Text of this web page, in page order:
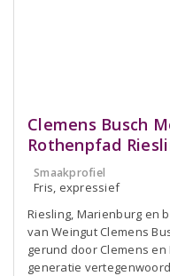
Clemens Busch
Rothenpfad
Smaakprofiel
Fris, expressief
Riesling, Marienburg en
van Weingut Clemens
gerund door Clemens
generatie